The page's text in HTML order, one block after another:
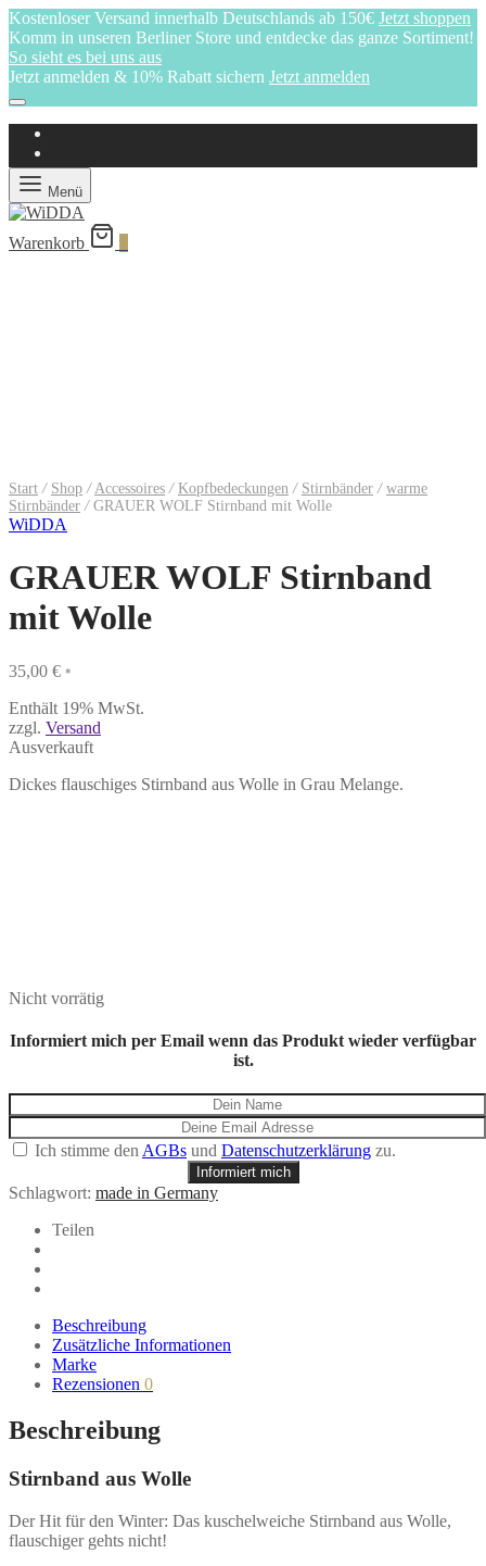
Kostenloser Versand innerhalb Deutschlands ab 150€ Jetzt shoppen
Komm in unseren Berliner Store und entdecke das ganze Sortiment!
So sieht es bei uns aus
Jetzt anmelden & 10% Rabatt sichern Jetzt anmelden
Menü
Warenkorb
Start / Shop / Accessoires / Kopfbedeckungen / Stirnbänder / warme
Stirnbänder /GRAUER WOLF Stirnband mit Wolle
WiDDA
GRAUER WOLF Stirnband
mit Wolle
35,00 € *
Enthält 19% MwSt.
zzgl. Versand
Ausverkauft
Dickes flauschiges Stirnband aus Wolle in Grau Melange.
Nicht vorrätig
Informiert mich per Email wenn das Produkt wieder verfügbar
ist.
Ich stimme denAGBs und Datenschutzerklärung zu.
Informiert mich
Schlagwort: made in Germany
Teilen
Beschreibung
Zusätzliche Informationen
Marke
Rezensionen 0
Beschreibung
Stirnband aus Wolle
Der Hit für den Winter: Das kuschelweiche Stirnband aus Wolle,
flauschiger gehts nicht!